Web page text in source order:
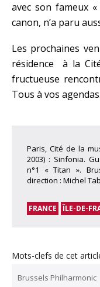
avec son fameux
canon, n’a paru
Les prochaines
résidence à la
fructueuse
Tous à vos agendas.
Paris, Cité de la
2003) : Sinfonia.
n°1 « Titan ».
direction : Michel
FRANCE ÎLE-DE-
Mots-clefs de cet
Brussels Philharmonic